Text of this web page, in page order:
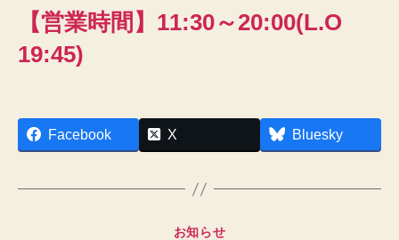
【営業時間】 11:30～20:00(L.O
19:45)
Facebook X Bluesky
カ
お知らせ
成
: